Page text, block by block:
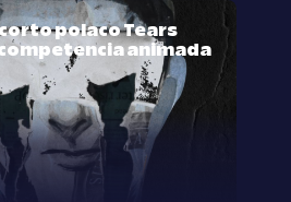
corto polaco Tears
animada